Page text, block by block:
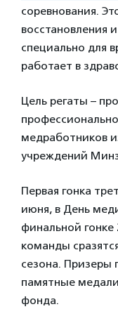
соревнования.
восстановления
специально для
работает в
Цель регаты –
медработников
учреждений
Первая гонка
июня, в День
финальной
команды
сезона. Призеры
памятные
фонда.